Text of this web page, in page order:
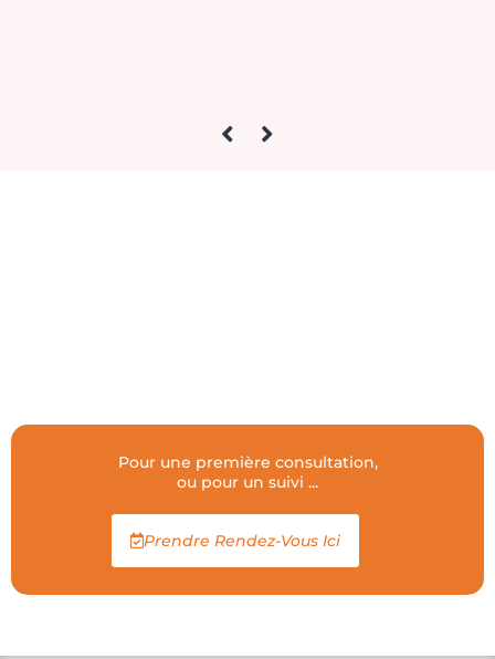
Pour une première consultation,
ou pour un suivi ...
Prendre Rendez-Vous Ici